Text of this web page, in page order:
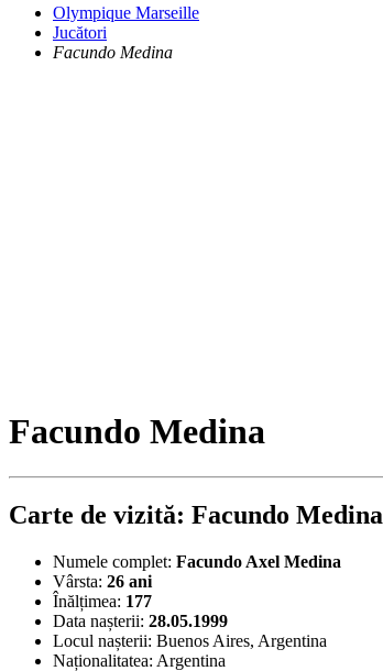
Olympique Marseille
Jucători
Facundo Medina
Facundo Medina
Carte de vizită: Facundo Medina
Numele complet: Facundo Axel Medina
Vârsta: 26 ani
Înălțimea: 177
Data nașterii: 28.05.1999
Locul nașterii: Buenos Aires, Argentina
Naționalitatea: Argentina